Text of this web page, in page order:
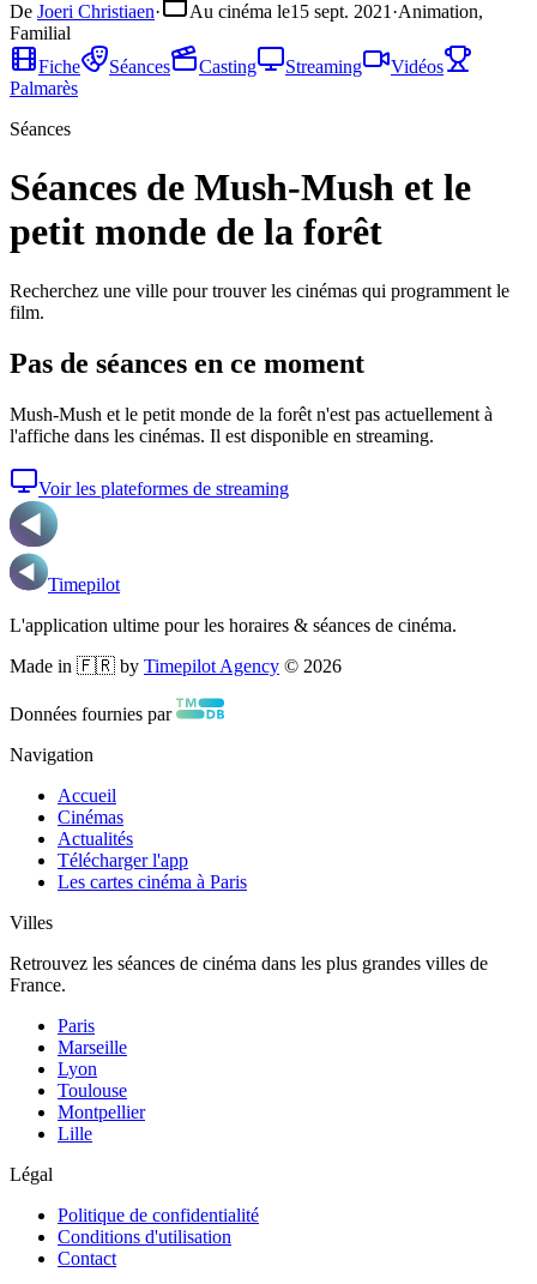
De Joeri Christiaen· Au cinéma le15 sept. 2021 ·Animation,
Familial
Fiche
Séances Casting Streaming
Vidéos
Palmarès
Séances
Séances de Mush-Mush et le
petit monde de la forêt
Recherchez une ville pour trouver les cinémas qui programment le
film.
Pas de séances en ce moment
Mush-Mush et le petit monde de la forêt n'est pas actuellement à
l'affiche dans les cinémas. Il est disponible en streaming.
Voir les plateformes de streaming
Timepilot
L'application ultime pour les horaires & séances de cinéma.
Made in 🇫🇷 by Timepilot Agency © 2026
Données fournies par
Navigation
Accueil
Cinémas
Actualités
Télécharger l'app
Les cartes cinéma à Paris
Villes
Retrouvez les séances de cinéma dans les plus grandes villes de
France.
Paris
Marseille
Lyon
Toulouse
Montpellier
Lille
Légal
Politique de confidentialité
Conditions d'utilisation
Contact